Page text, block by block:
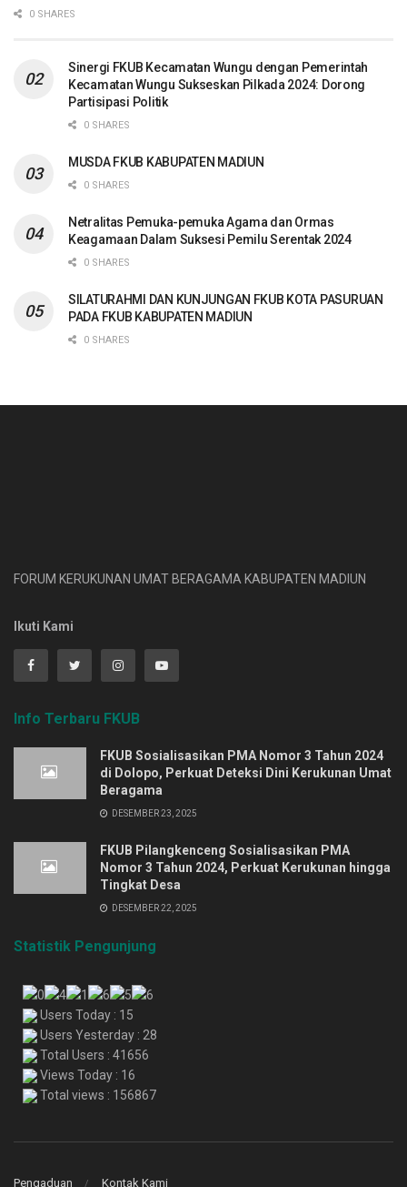
0 SHARES
Sinergi FKUB Kecamatan Wungu dengan Pemerintah
Kecamatan Wungu Sukseskan Pilkada 2024: Dorong
Partisipasi Politik
0 SHARES
MUSDA FKUB KABUPATEN MADIUN
0 SHARES
Netralitas Pemuka-pemuka Agama dan Ormas
Keagamaan Dalam Suksesi Pemilu Serentak 2024
0 SHARES
SILATURAHMI DAN KUNJUNGAN FKUB KOTA PASURUAN
PADA FKUB KABUPATEN MADIUN
0 SHARES
FORUM KERUKUNAN UMAT BERAGAMA KABUPATEN MADIUN
Ikuti Kami
Info Terbaru FKUB
FKUB Sosialisasikan PMA Nomor 3 Tahun 2024
di Dolopo, Perkuat Deteksi Dini Kerukunan Umat
Beragama
DESEMBER 23, 2025
FKUB Pilangkenceng Sosialisasikan PMA
Nomor 3 Tahun 2024, Perkuat Kerukunan hingga
Tingkat Desa
DESEMBER 22, 2025
Statistik Pengunjung
Users Today : 15
Users Yesterday : 28
Total Users : 41656
Views Today : 16
Total views : 156867
Pengaduan Kontak Kami